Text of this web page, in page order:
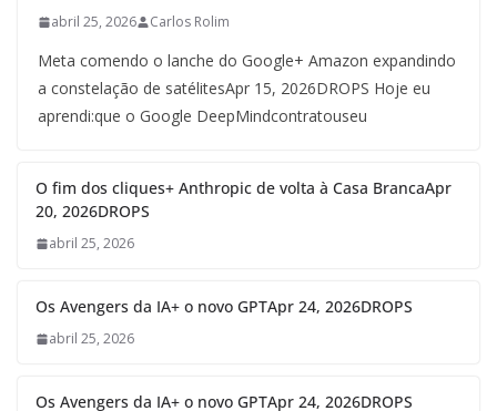
abril 25, 2026 Carlos Rolim
Meta comendo o lanche do Google+ Amazon expandindo
a constelação de satélitesApr 15, 2026DROPS Hoje eu
aprendi:que o Google DeepMindcontratouseu
O fim dos cliques+ Anthropic de volta à Casa BrancaApr
20, 2026DROPS
abril 25, 2026
Os Avengers da IA+ o novo GPTApr 24, 2026DROPS
abril 25, 2026
Os Avengers da IA+ o novo GPTApr 24, 2026DROPS